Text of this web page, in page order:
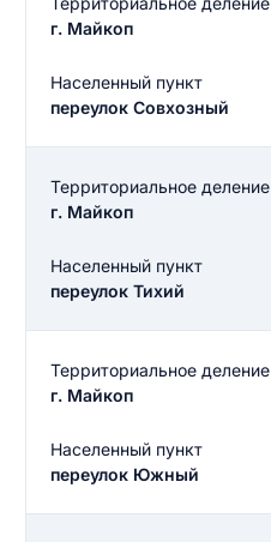
г. Майкоп
Населенный пункт
переулок Совхозный
Территориальное деление
г. Майкоп
Населенный пункт
переулок Тихий
Территориальное деление
г. Майкоп
Населенный пункт
переулок Южный